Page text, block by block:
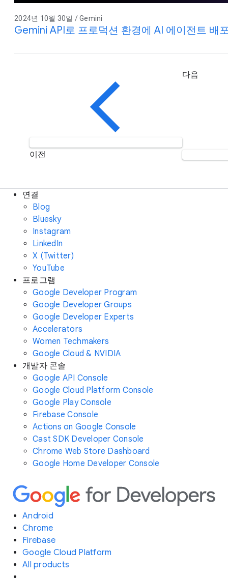
2024년 10월 30일 / Gemini
Gemini API로 프로덕션 환경에 AI 에이전트 배
이전
다음
연결
Blog
Bluesky
Instagram
LinkedIn
X (Twitter)
YouTube
프로그램
Google Developer Program
Google Developer Groups
Google Developer Experts
Accelerators
Women Techmakers
Google Cloud & NVIDIA
개발자 콘솔
Google API Console
Google Cloud Platform Console
Google Play Console
Firebase Console
Actions on Google Console
Cast SDK Developer Console
Chrome Web Store Dashboard
Google Home Developer Console
Android
Chrome
Firebase
Google Cloud Platform
All products